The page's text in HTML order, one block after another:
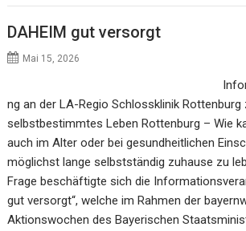
DAHEIM gut versorgt
Mai 15, 2026
ng an der LA-Regio Schlossklinik Rottenburg
selbstbestimmtes Leben Rottenburg – Wie
auch im Alter oder bei gesundheitlichen
möglichst lange selbstständig zuhause zu
Frage beschäftigte sich die
gut versorgt“, welche im Rahmen der
Aktionswochen des Bayerischen